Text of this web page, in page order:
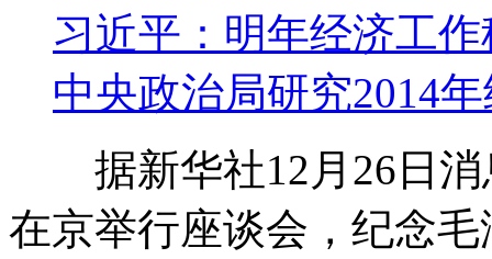
习近平：明年经济工
中央政治局研究2014
据新华社12月26日消
在京举行座谈会，纪念